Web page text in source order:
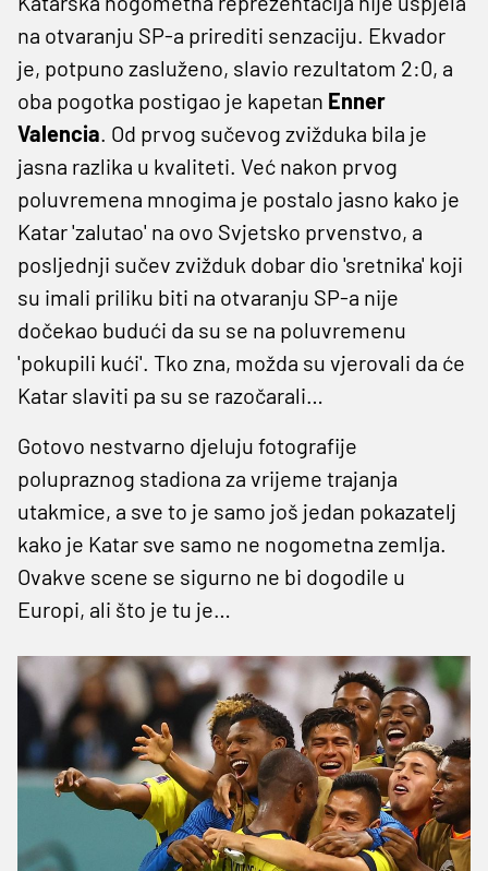
na otvaranju SP-a prirediti senzaciju. Ekvador
je, potpuno zasluženo, slavio rezultatom 2:0, a
oba pogotka postigao je kapetan Enner
Valencia. Od prvog sučevog zvižduka bila je
jasna razlika u kvaliteti. Već nakon prvog
poluvremena mnogima je postalo jasno kako je
Katar 'zalutao' na ovo Svjetsko prvenstvo, a
posljednji sučev zvižduk dobar dio 'sretnika' koji
su imali priliku biti na otvaranju SP-a nije
dočekao budući da su se na poluvremenu
'pokupili kući'. Tko zna, možda su vjerovali da će
Katar slaviti pa su se razočarali…
Gotovo nestvarno djeluju fotografije
polupraznog stadiona za vrijeme trajanja
utakmice, a sve to je samo još jedan pokazatelj
kako je Katar sve samo ne nogometna zemlja.
Ovakve scene se sigurno ne bi dogodile u
Europi, ali što je tu je…